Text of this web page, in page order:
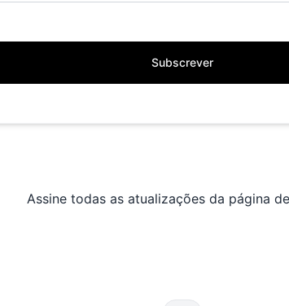
Subscrever
Assine todas as atualizações da página